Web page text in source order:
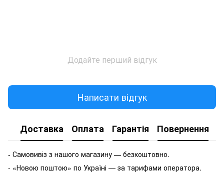
Додайте перший відгук
Написати відгук
Доставка Оплата Гарантія Повернення
- Самовивіз з нашого магазину — безкоштовно.
- «Новою поштою» по Україні — за тарифами оператора.